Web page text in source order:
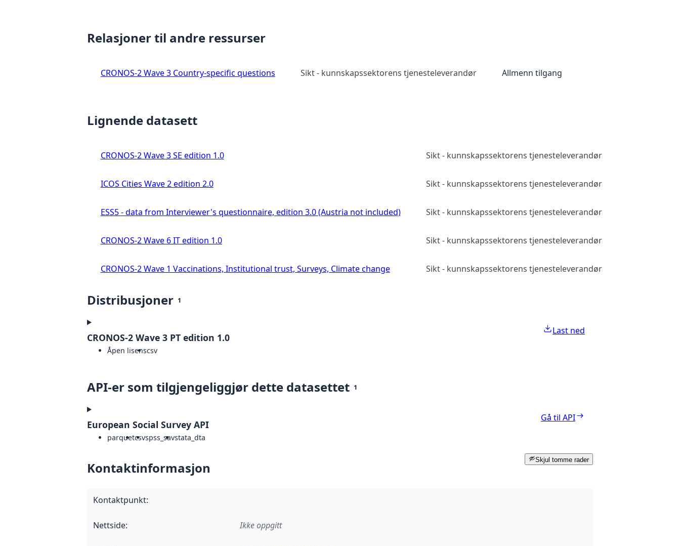
Relasjoner til andre ressurser
CRONOS-2 Wave 3 Country-specific questions Sikt - kunnskapssektorens tjenesteleverandør Allmenn tilgang
Lignende datasett
CRONOS-2 Wave 3 SE edition 1.0 Sikt - kunnskapssektorens tjenesteleverandør
ICOS Cities Wave 2 edition 2.0 Sikt - kunnskapssektorens tjenesteleverandør
ESS5 - data from Interviewer's questionnaire, edition 3.0 (Austria not included) Sikt - kunnskapssektorens tjenesteleverandør
CRONOS-2 Wave 6 IT edition 1.0 Sikt - kunnskapssektorens tjenesteleverandør
CRONOS-2 Wave 1 Vaccinations, Institutional trust, Surveys, Climate change Sikt - kunnskapssektorens tjenesteleverandør
Distribusjoner 1
CRONOS-2 Wave 3 PT edition 1.0
Åpen lisenscsv
Last ned
API-er som tilgjengeliggjør dette datasettet 1
European Social Survey API
parquetcsvspss_savstata_dta
Gå til API
Skjul tomme rader
Kontaktinformasjon
Kontaktpunkt:
Nettside: Ikke oppgitt